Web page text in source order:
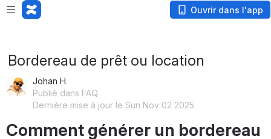
Loading app... Ouvrir dans l'app
Bordereau de prêt ou location
Johan H.
Publié dans FAQ
Dernière mise à jour le Sun Nov 02 2025
Comment générer un bordereau